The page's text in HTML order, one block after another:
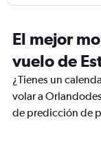
El mejor
vuelo de
¿Tienes un
volar a
de predicción de